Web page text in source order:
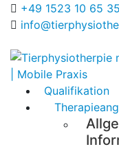
+49 1523 10 65
Qualifikation